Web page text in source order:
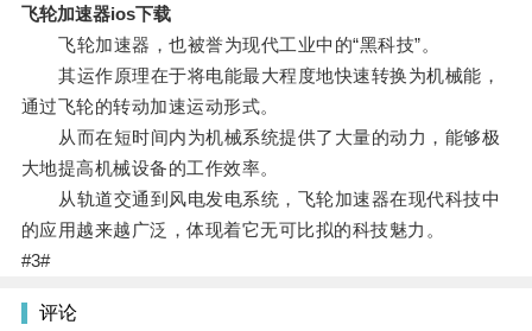
飞轮加速器ios下载
飞轮加速器，也被誉为现代工业中的“黑科技”。
其运作原理在于将电能最大程度地快速转换为机械能，
通过飞轮的转动加速运动形式。
从而在短时间内为机械系统提供了大量的动力，能够极
大地提高机械设备的工作效率。
从轨道交通到风电发电系统，飞轮加速器在现代科技中
的应用越来越广泛，体现着它无可比拟的科技魅力。
#3#
评论